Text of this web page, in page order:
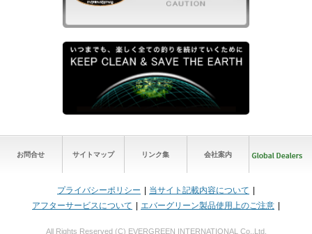
お問合せ サイトマップ リンク集 会社案内
プライバシーポリシー
当サイト記載内容について
アフターサービスについて
エバーグリーン製品使用上のご注意
All Rights Reserved (C) EVERGREEN INTERNATIONAL Co.,Ltd.